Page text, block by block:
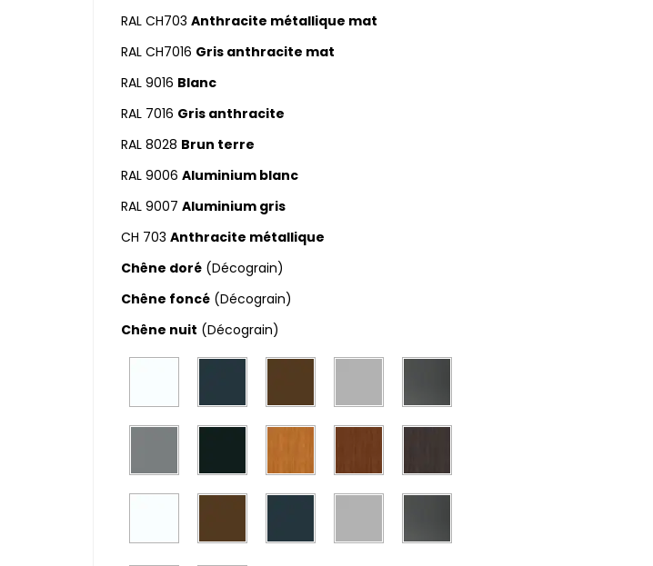
RAL CH703 Anthracite métallique mat
RAL CH7016 Gris anthracite mat
RAL 9016 Blanc
RAL 7016 Gris anthracite
RAL 8028 Brun terre
RAL 9006 Aluminium blanc
RAL 9007 Aluminium gris
CH 703 Anthracite métallique
Chêne doré (Décograin)
Chêne foncé (Décograin)
Chêne nuit (Décograin)